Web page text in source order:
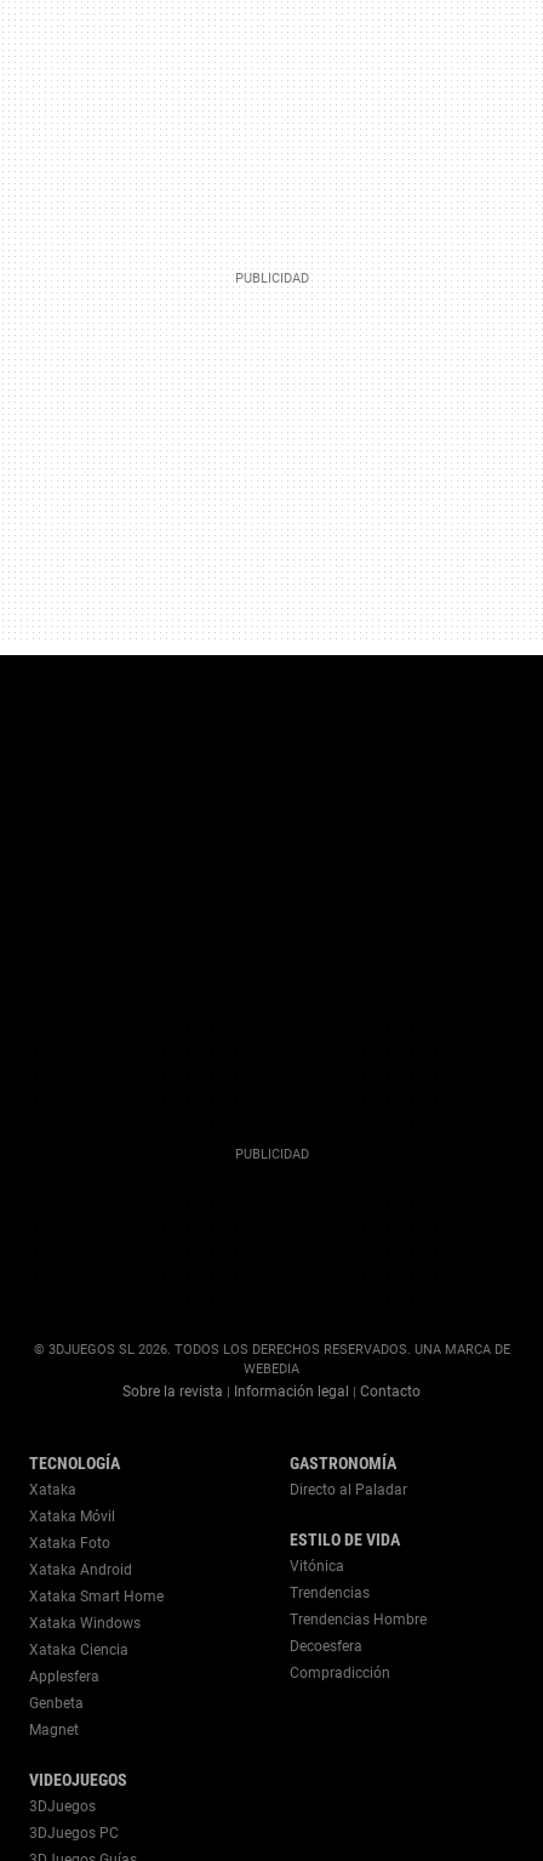
© 3DJUEGOS SL 2026. TODOS LOS DERECHOS RESERVADOS. UNA MARCA DE
WEBEDIA
Sobre la revista | Información legal | Contacto
TECNOLOGÍA
Xataka
Xataka Móvil
Xataka Foto
Xataka Android
Xataka Smart Home
Xataka Windows
Xataka Ciencia
Applesfera
Genbeta
Magnet
VIDEOJUEGOS
3DJuegos
3DJuegos PC
GASTRONOMÍA
Directo al Paladar
ESTILO DE VIDA
Vitónica
Trendencias
Trendencias Hombre
Decoesfera
Compradicción